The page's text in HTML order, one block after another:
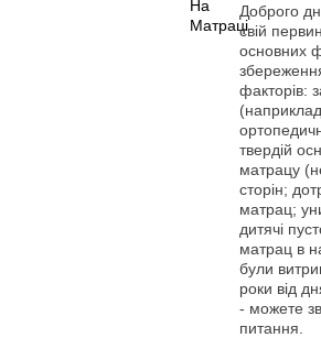
Доброго
свій
основних
факторів:
твердій
матрацу
сторін;
матрац;
дитячі
матрац в
були
роки від
- можете
питання.